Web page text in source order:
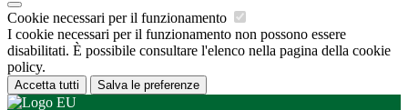
Cookie necessari per il funzionamento
I cookie necessari per il funzionamento non possono essere
disabilitati. È possibile consultare l'elenco nella pagina della cookie
policy.
Accetta tutti Salva le preferenze